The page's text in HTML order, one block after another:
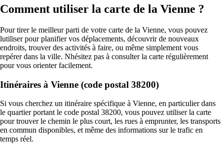
Comment utiliser la carte de la Vienne ?
Pour tirer le meilleur parti de votre carte de la Vienne, vous pouvez
lutiliser pour planifier vos déplacements, découvrir de nouveaux
endroits, trouver des activités à faire, ou même simplement vous
repérer dans la ville. Nhésitez pas à consulter la carte régulièrement
pour vous orienter facilement.
Itinéraires à Vienne (code postal 38200)
Si vous cherchez un itinéraire spécifique à Vienne, en particulier dans
le quartier portant le code postal 38200, vous pouvez utiliser la carte
pour trouver le chemin le plus court, les rues à emprunter, les transports
en commun disponibles, et même des informations sur le trafic en
temps réel.